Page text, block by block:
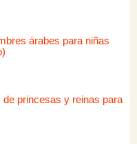
árabes para niñas
de princesas y reinas para